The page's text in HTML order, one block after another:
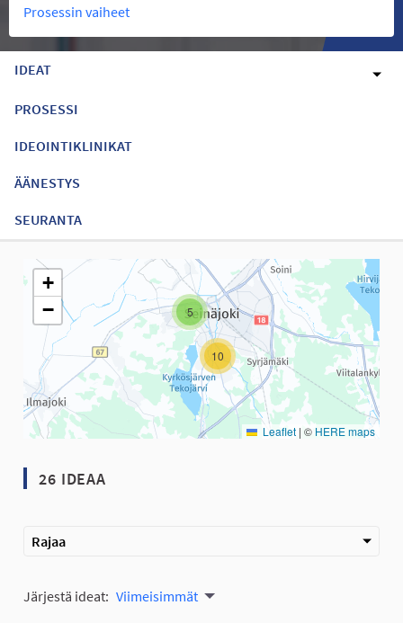
Prosessin vaiheet
IDEAT
PROSESSI
IDEOINTIKLINIKAT
ÄÄNESTYS
SEURANTA
Seuraavassa elementissä on kartta, joka esittää tämän
5
10
+
−
Leaflet | © HERE maps
26 IDEAA
Rajaa
Järjestä ideat: Viimeisimmät